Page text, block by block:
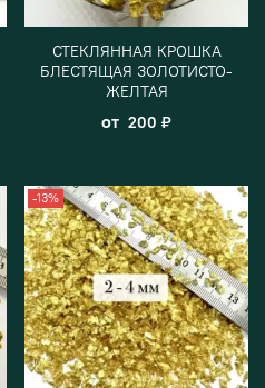
СТЕКЛЯННАЯ КРОШКА
БЛЕСТЯЩАЯ ЗОЛОТИСТО-
ЖЕЛТАЯ
от 200 ₽
-13%